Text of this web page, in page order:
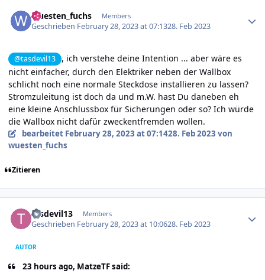
wuesten_fuchs Members
Geschrieben February 28, 2023 at 07:1328. Feb 2023
@tasdevil13 , ich verstehe deine Intention ... aber wäre es
nicht einfacher, durch den Elektriker neben der Wallbox
schlicht noch eine normale Steckdose installieren zu lassen?
Stromzuleitung ist doch da und m.W. hast Du daneben eh
eine kleine Anschlussbox für Sicherungen oder so? Ich würde
die Wallbox nicht dafür zweckentfremden wollen.
bearbeitet February 28, 2023 at 07:1428. Feb 2023 von
wuesten_fuchs
Zitieren
tasdevil13 Members
Geschrieben February 28, 2023 at 10:0628. Feb 2023
AUTOR
23 hours ago, MatzeTF said: